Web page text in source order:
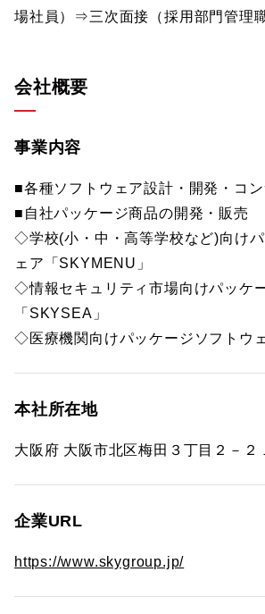
場社員）⇒三次面接（採用部門管理職
会社概要
事業内容
■各種ソフトウェア設計・開発・コ
■自社パッケージ商品の開発・販売
◇学校(小・中・高等学校など)向け
ェア「SKYMENU」
◇情報セキュリティ市場向けパッケ
「SKYSEA」
◇医療機関向けパッケージソフトウ
本社所在地
大阪府 大阪市北区梅田３丁目２－２
企業URL
https://www.skygroup.jp/